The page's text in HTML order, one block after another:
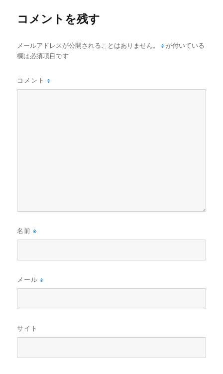
コメントを残す
メールアドレスが公開されることはありません。 ※ が付いている
欄は必須項目です
コメント※
名前※
メール※
サイト